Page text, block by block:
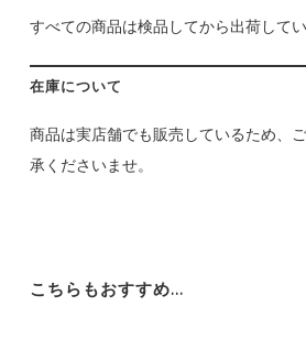
すべての商品は検品してから出荷して
在庫について
商品は実店舗でも販売しているため、
承くださいませ。
こちらもおすすめ…